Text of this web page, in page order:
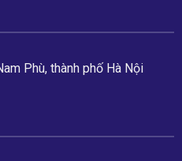
Phù, thành phố Hà Nội